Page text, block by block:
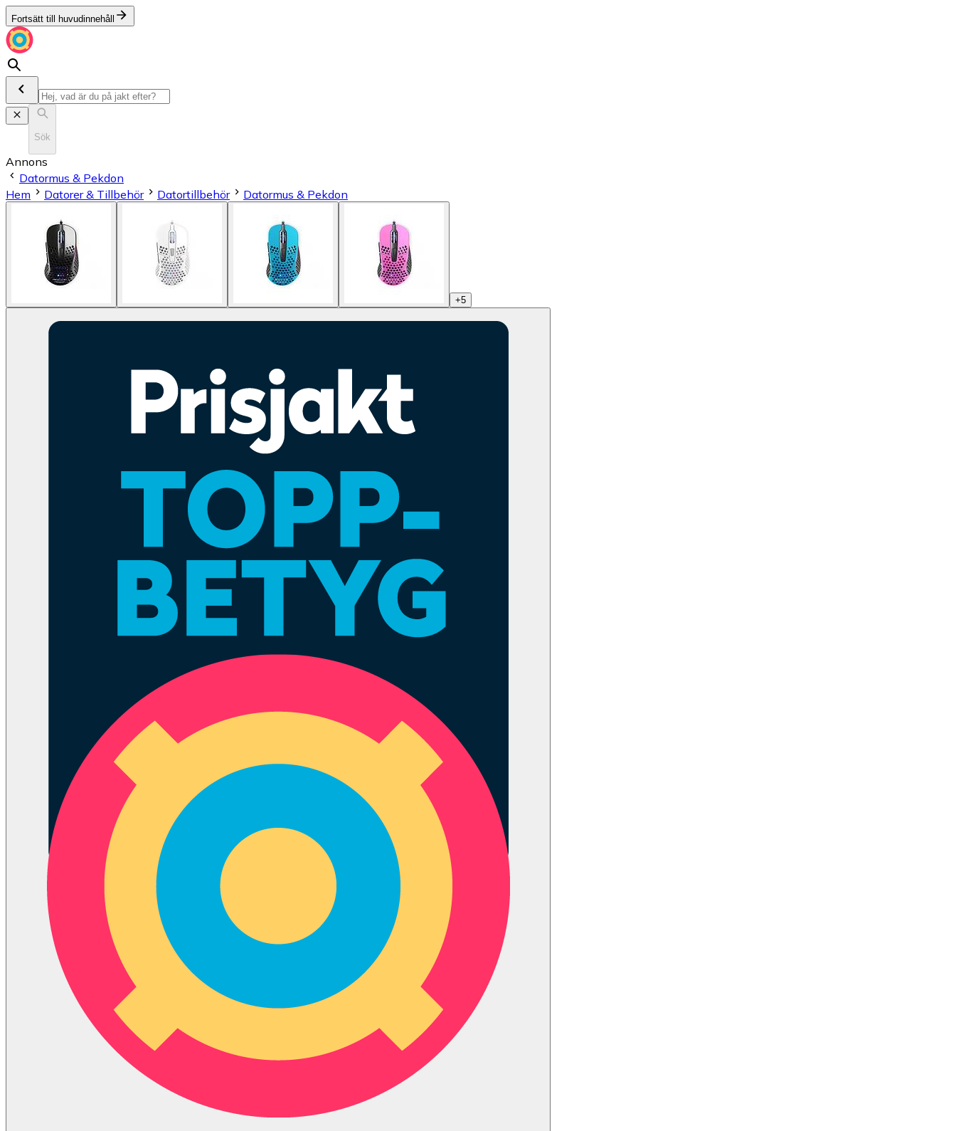
Fortsätt till huvudinnehåll
Sök
Annons
Datormus & Pekdon
Hem
Datorer & Tillbehör Datortillbehör Datormus & Pekdon
+5